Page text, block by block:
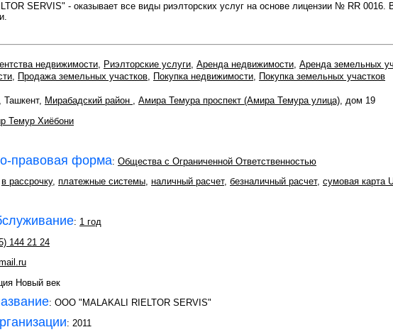
SERVIS" - оказывает все виды риэлторских услуг на основе лицензии № RR 0016.
недвижимости, Риэлторские услуги, Аренда недвижимости, Аренда земельных
, Продажа земельных участков, Покупка недвижимости, Покупка земельных участков
Ташкент, Мирабадский район , Амира Темура проспект (Амира Темура улица), дом 19
Темур Хиёбони
правовая форма: Общества с Ограниченной Ответственностью
в рассрочку, платежные системы, наличный расчет, безналичный расчет, сумовая карта
: 1 год
144 21 24
Новый век
: OOO "MALAKALI RIELTOR SERVIS"
: 2011